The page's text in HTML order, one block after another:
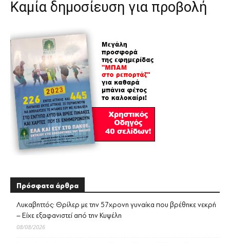
Καμία δημοσίευση για προβολή
Πρόσφατα άρθρα
Λυκαβηττός: Θρίλερ με την 57χρονη γυναίκα που βρέθηκε νεκρή
– Είχε εξαφανιστεί από την Κυψέλη
08/08/2026